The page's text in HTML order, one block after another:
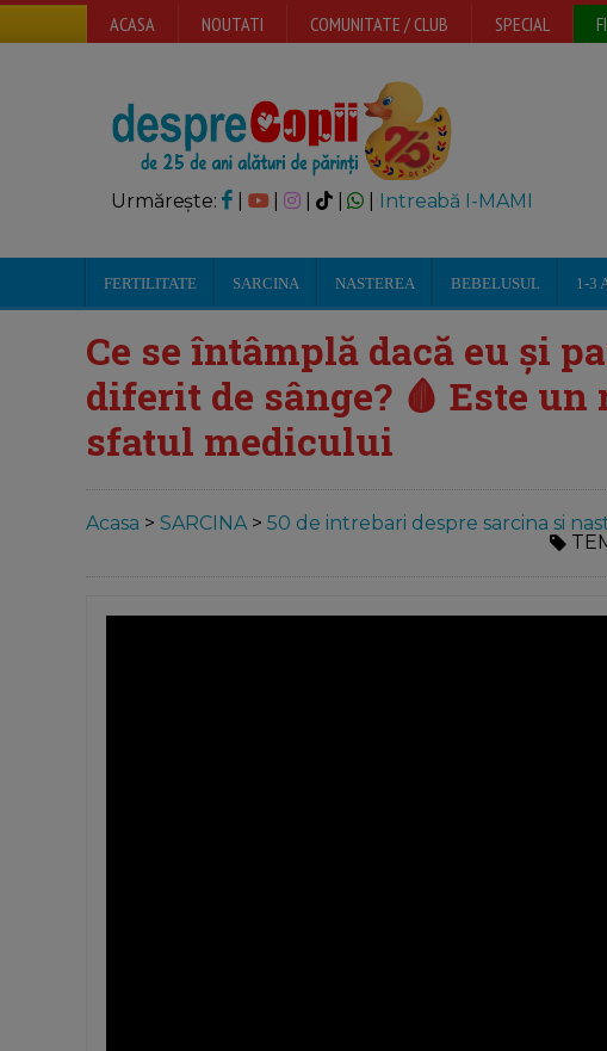
ACASA NOUTATI COMUNITATE / CLUB SPECIAL
Urmărește: | | Intreabă I-MAMI
FERTILITATE SARCINA NASTEREA BEBELUSUL 1-3
Ce se întâmplă dacă eu și
diferit de sânge? 🩸 Este
sfatul medicului
Acasa > SARCINA> 50 de intrebari despre sarcina si